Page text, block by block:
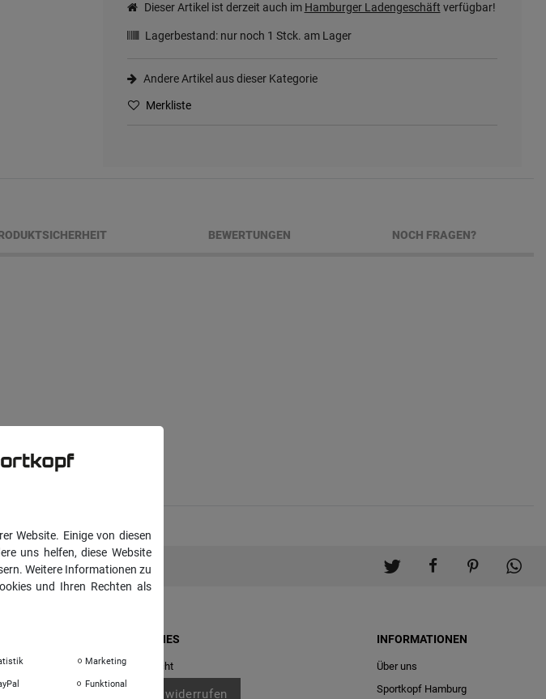
Dieser Artikel ist derzeit auch im Hamburger Ladengeschäft verfügbar!
Lagerbestand: nur noch 1 Stck. am Lager
Andere Artikel aus dieser Kategorie
Merkliste
BEWERTUNGEN NOCH FRAGEN?
RECHTLICHES
Widerrufs­recht
Vertrag widerrufen
INFORMATIONEN
Über uns
Sportkopf Hamburg
Website. Einige von diesen
uns helfen, diese Website
Weitere Informationen zu
und Ihren Rechten als
Marketing
Funktional